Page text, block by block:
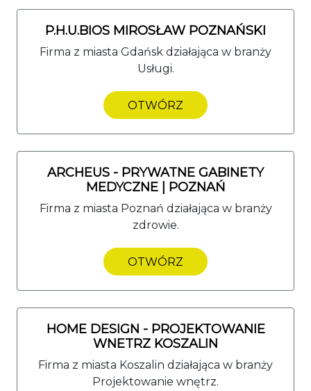
P.H.U.BIOS MIROSŁAW POZNAŃSKI
Firma z miasta Gdańsk działająca w branży
Usługi.
OTWÓRZ
ARCHEUS - PRYWATNE GABINETY
MEDYCZNE | POZNAŃ
Firma z miasta Poznań działająca w branży
zdrowie.
OTWÓRZ
HOME DESIGN - PROJEKTOWANIE
WNETRZ KOSZALIN
Firma z miasta Koszalin działająca w branży
Projektowanie wnętrz.